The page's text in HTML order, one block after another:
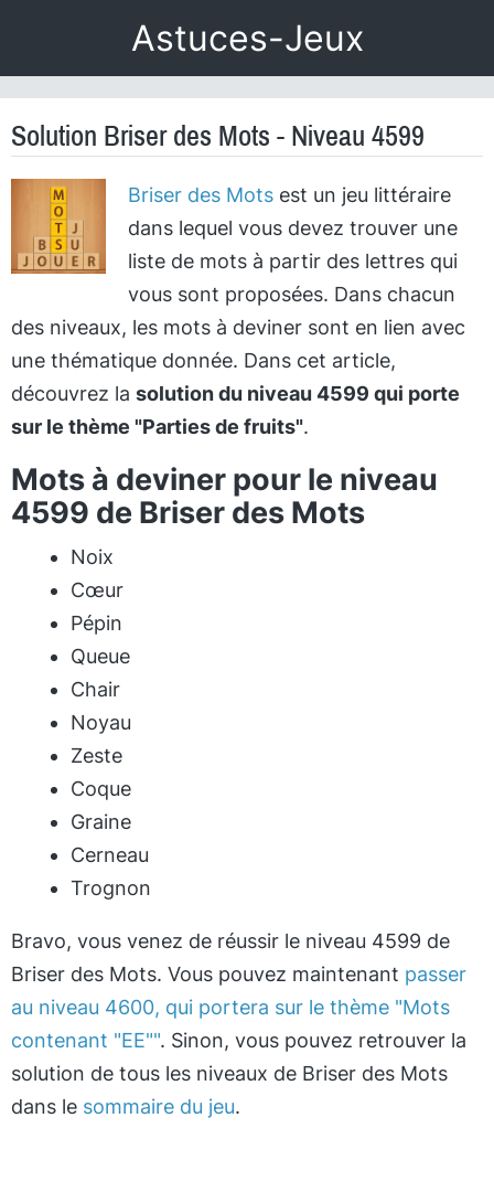
Astuces-Jeux
Solution Briser des Mots - Niveau 4599
Briser des Motsest un jeu littéraire
dans lequel vous devez trouver une
liste de mots à partir des lettres qui
vous sont proposées. Dans chacun
des niveaux, les mots à deviner sont en lien avec
une thématique donnée. Dans cet article,
découvrez la solution du niveau 4599 qui porte
sur le thème "Parties de fruits".
Mots à deviner pour le niveau
4599 de Briser des Mots
Noix
Cœur
Pépin
Queue
Chair
Noyau
Zeste
Coque
Graine
Cerneau
Trognon
Bravo, vous venez de réussir le niveau 4599 de
Briser des Mots. Vous pouvez maintenant passer
au niveau 4600, qui portera sur le thème "Mots
contenant "EE"". Sinon, vous pouvez retrouver la
solution de tous les niveaux de Briser des Mots
dans le sommaire du jeu.